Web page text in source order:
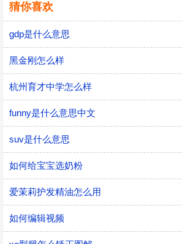
猜你喜欢
gdp是什么意思
黑金刚怎么样
杭州育才中学怎么样
funny是什么意思中文
suv是什么意思
如何给宝宝选奶粉
爱茉莉护发精油怎么用
如何编辑视频